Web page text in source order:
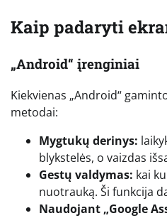
Kaip padaryti
„Android“ įrenginiai
Kiekvienas „Android“
metodai:
Mygtukų derinys:
blykstelės, o vaizdas
Gestų valdymas: kai
nuotrauką. Ši funkcija
Naudojant „Google